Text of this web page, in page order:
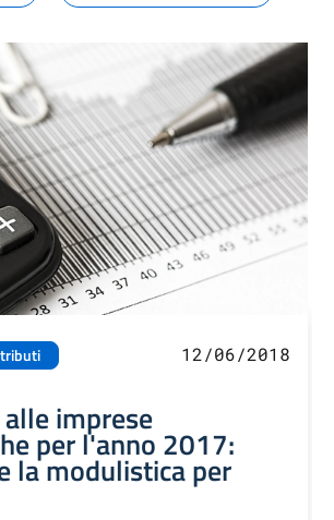
12/06/2018
imprese
per l'anno 2017:
la modulistica per